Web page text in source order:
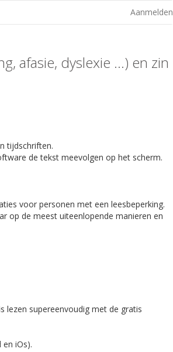
Aanmelden
afasie, dyslexie ...) en zin
tijdschriften.
de tekst meevolgen op het scherm.
voor personen met een leesbeperking.
op de meest uiteenlopende manieren en
lezen supereenvoudig met de gratis
iOs).